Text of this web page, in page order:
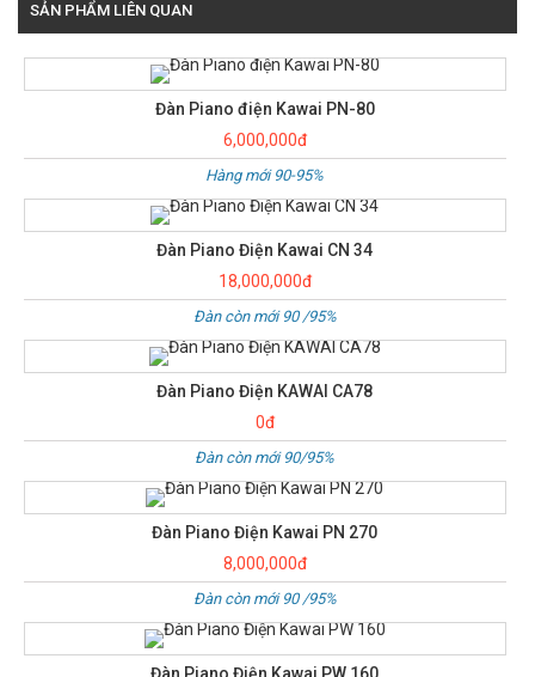
SẢN PHẨM LIÊN QUAN
Đàn Piano điện Kawai PN-80
6,000,000đ
Hàng mới 90-95%
Đàn Piano Điện Kawai CN 34
18,000,000đ
Đàn còn mới 90 /95%
Đàn Piano Điện KAWAI CA78
0đ
Đàn còn mới 90/95%
Đàn Piano Điện Kawai PN 270
8,000,000đ
Đàn còn mới 90 /95%